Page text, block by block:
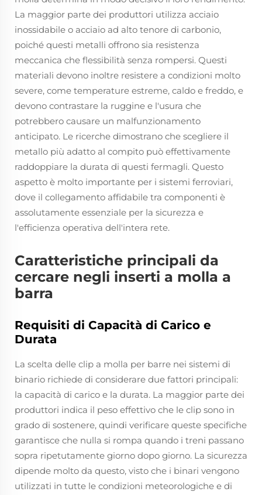
La maggior parte dei produttori utilizza acciaio
inossidabile o acciaio ad alto tenore di carbonio,
poiché questi metalli offrono sia resistenza
meccanica che flessibilità senza rompersi. Questi
materiali devono inoltre resistere a condizioni molto
severe, come temperature estreme, caldo e freddo, e
devono contrastare la ruggine e l'usura che
potrebbero causare un malfunzionamento
anticipato. Le ricerche dimostrano che scegliere il
metallo più adatto al compito può effettivamente
raddoppiare la durata di questi fermagli. Questo
aspetto è molto importante per i sistemi ferroviari,
dove il collegamento affidabile tra componenti è
assolutamente essenziale per la sicurezza e
l'efficienza operativa dell'intera rete.
Caratteristiche principali da
cercare negli inserti a molla a
barra
Requisiti di Capacità di Carico e
Durata
La scelta delle clip a molla per barre nei sistemi di
binario richiede di considerare due fattori principali:
la capacità di carico e la durata. La maggior parte dei
produttori indica il peso effettivo che le clip sono in
grado di sostenere, quindi verificare queste specifiche
garantisce che nulla si rompa quando i treni passano
sopra ripetutamente giorno dopo giorno. La sicurezza
dipende molto da questo, visto che i binari vengono
utilizzati in tutte le condizioni meteorologiche e di